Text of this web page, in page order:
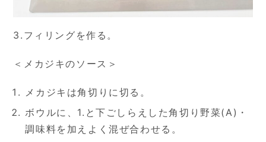
3.フィリングを作る。
＜メカジキのソース＞
メカジキは角切りに切る。
ボウルに、1.と下ごしらえした角切り野菜(A)・
調味料を加えよく混ぜ合わせる。